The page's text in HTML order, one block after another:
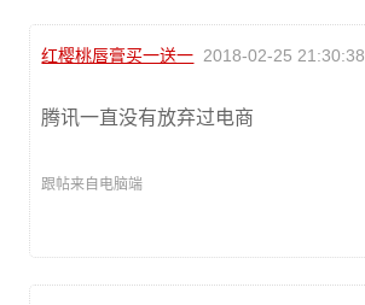
红樱桃唇膏买一送一 2018-02-25 21:30:38
腾讯一直没有放弃过电商
跟帖来自电脑端